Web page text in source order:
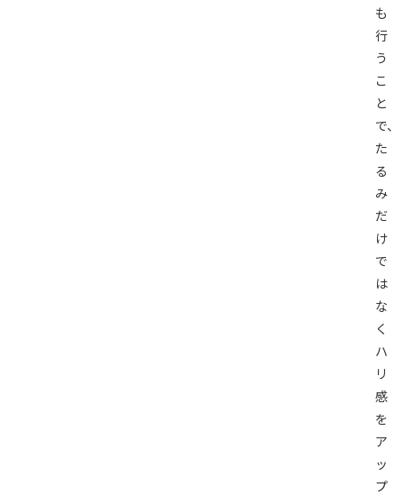
も
行
う
こ
と
で、
た
る
み
だ
け
で
は
な
く
ハ
リ
感
を
ア
ッ
プ